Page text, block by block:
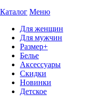
Каталог Меню
Для женщин
Для мужчин
Размер+
Белье
Аксессуары
Скидки
Новинки
Детское